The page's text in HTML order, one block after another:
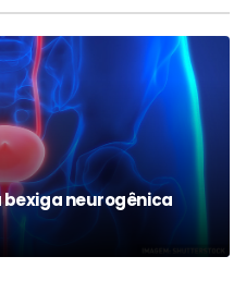
bexiga neurogênica